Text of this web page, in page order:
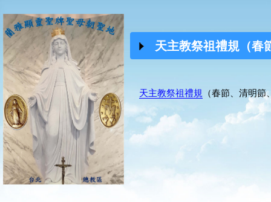
天主教祭祖禮規（春
天主教祭祖禮規 （春節、清明